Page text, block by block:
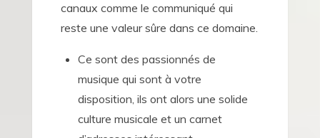
canaux comme le communiqué qui
reste une valeur sûre dans ce domaine.
Ce sont des passionnés de
musique qui sont à votre
disposition, ils ont alors une solide
culture musicale et un carnet